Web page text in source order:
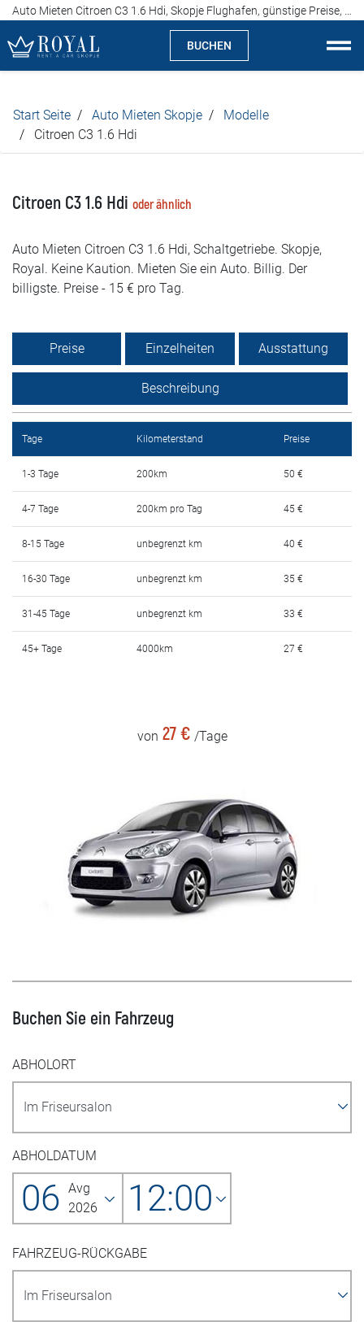
BUCHEN
Über uns
Spezialitäten
Standorte
Auto Mieten
Preise
Mietbedingungen
Haufig gestellte fragen
Blog
Kontakt
MАКЕДОНСКИ
ENGLISH
DEUTSCH
Start Seite Auto Mieten Skopje
Modelle
Citroen C3 1.6 Hdi
Citroen C3 1.6 Hdi oder ähnlich
Auto Mieten Citroen C3 1.6 Hdi, Schaltgetriebe. Skopje,
Royal. Keine Kaution. Mieten Sie ein Auto. Billig. Der
billigste. Preise - 15 € pro Tag.
Preise Einzelheiten Ausstattung
Beschreibung
Tage Kilometerstand Preise
1-3 Tage 200km 50 €
4-7 Tage 200km pro Tag 45 €
8-15 Tage unbegrenzt km 40 €
16-30 Tage unbegrenzt km 35 €
31-45 Tage unbegrenzt km 33 €
45+ Tage 4000km 27 €
von 27 € /Tage
Buchen Sie ein Fahrzeug
ABHOLORT
ABHOLDATUM
06 Avg
2026
12:00
FAHRZEUG-RÜCKGABE